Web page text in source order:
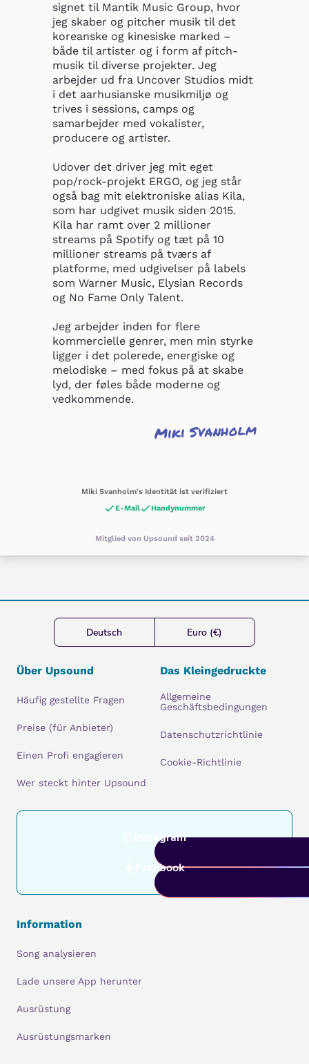
signet til Mantik Music Group, hvor
jeg skaber og pitcher musik til det
koreanske og kinesiske marked –
både til artister og i form af pitch-
musik til diverse projekter. Jeg
arbejder ud fra Uncover Studios midt
i det aarhusianske musikmiljø og
trives i sessions, camps og
samarbejder med vokalister,
producere og artister.
Udover det driver jeg mit eget
pop/rock-projekt ERGO, og jeg står
også bag mit elektroniske alias Kila,
som har udgivet musik siden 2015.
Kila har ramt over 2 millioner
streams på Spotify og tæt på 10
millioner streams på tværs af
platforme, med udgivelser på labels
som Warner Music, Elysian Records
og No Fame Only Talent.
Jeg arbejder inden for flere
kommercielle genrer, men min styrke
ligger i det polerede, energiske og
melodiske – med fokus på at skabe
lyd, der føles både moderne og
vedkommende.
Miki Svanholm
Miki Svanholm's Identität ist verifiziert
E-Mail
Handynummer
Mitglied von Upsound seit 2024
Deutsch Euro (€)
Über Upsound
Häufig gestellte Fragen
Preise (für Anbieter)
Einen Profi engagieren
Wer steckt hinter Upsound
Das Kleingedruckte
Allgemeine
Geschäftsbedingungen
Datenschutzrichtlinie
Cookie-Richtlinie
Instagram
Facebook
Information
Song analysieren
Lade unsere App herunter
Ausrüstung
Ausrüstungsmarken